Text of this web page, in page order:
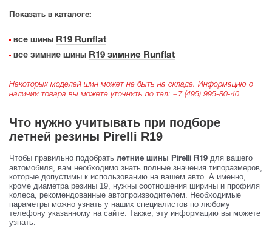
Показать в каталоге:
все шины R19 Runflat
все зимние шины R19 зимние Runflat
Некоторых моделей шин может не быть на складе. Информацию о
наличии товара вы можете уточнить по тел: +7 (495) 995-80-40
Что нужно учитывать при подборе
летней резины Pirelli R19
Чтобы правильно подобрать летние шины Pirelli R19 для вашего
автомобиля, вам необходимо знать полные значения типоразмеров,
которые допустимы к использованию на вашем авто. А именно,
кроме диаметра резины 19, нужны соотношения ширины и профиля
колеса, рекомендованные автопроизводителем. Необходимые
параметры можно узнать у наших специалистов по любому
телефону указанному на сайте. Также, эту информацию вы можете
узнать: